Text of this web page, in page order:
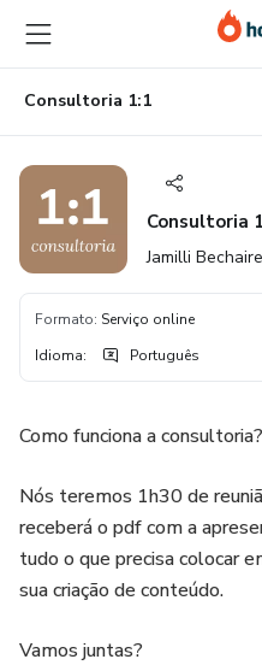
para
o
conteúdo
principal
para
o
pagamento
para
o
rodapéConsultoria 1:1
Consultoria
Jamilli Bechaire
Formato: Serviço online
Idioma: Português
Como funciona a consultoria?
Nós teremos 1h30 de
receberá o pdf com a
tudo o que precisa colocar
sua criação de conteúdo.
Vamos juntas?